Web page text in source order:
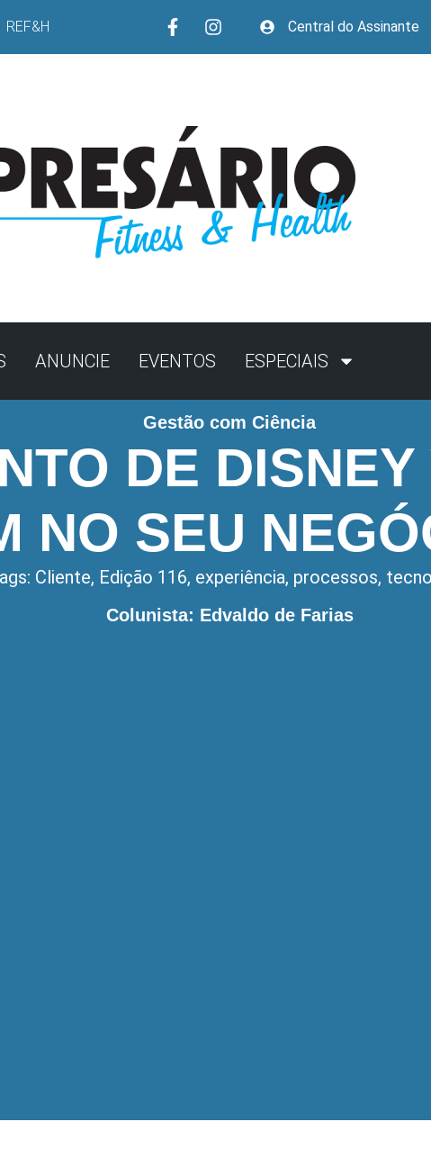
REF&H Central do Assinante
ANUNCIE EVENTOS ESPECIAIS
Gestão com Ciência
DE DISNEY
NO SEU
Cliente, Edição 116, experiência, processos,
Colunista: Edvaldo de Farias